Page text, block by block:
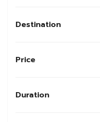
Destination
Price
Duration